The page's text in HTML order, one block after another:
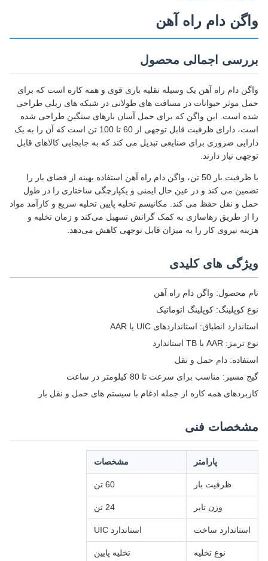
واگن دام راه آهن
بررسی اجمالی محصول
واگن دام راه آهن یک وسیله نقلیه باری قوی و همه کاره است که برای
حمل موثر حیوانات در مسافت های طولانی در شبکه های ریلی طراحی
شده است. این واگن که برای حمل آسان بارهای سنگین طراحی شده
است، دارای ظرفیت قابل توجهی از 60 تا 100 تن است که آن را به یک
دارایی ضروری برای صنایعی تبدیل می کند که به جابجایی کالاهای قابل
توجهی نیاز دارند.
با ظرفیت بار 50 تن، واگن دام راه آهن استفاده بهینه از فضای بار را
تضمین می کند و در عین حال ایمنی و یکپارچگی ساختاری را در طول
حمل و نقل حفظ می کند. مکانیسم تخلیه پایین تخلیه سریع و کارآمد مواد
را از طریق رهاسازی به کمک گرانش تسهیل می‌کند و زمان تخلیه و
هزینه نیروی کار را به میزان قابل توجهی کاهش می‌دهد.
ویژگی های کلیدی
نام محصول: واگن دام راه آهن
نوع کوپلینگ: کوپلینگ اتوماتیک
استاندارد انطباق: استانداردهای UIC یا AAR
نوع ترمز: AAR یا TB استاندارد
استفاده: دام حمل و نقل
گیج مسیر: مناسب برای سرعت تا 80 کیلومتر در ساعت
کاربردهای همه کاره از جمله ادغام با سیستم های حمل و نقل بار
مشخصات فنی
پارامتر مشخصات
ظرفیت بار 60 تن
وزن تایر 24 تن
استاندارد ساخت استاندارد UIC
نوع تخلیه تخلیه پایین